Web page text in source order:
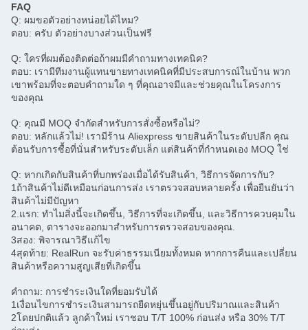
FAQ
Q: ผมขอตัวอย่างหน่อยได้ไหม?
ตอบ: ครับ ตัวอย่างบางส่วนเป็นฟรี
Q: ใครที่ผมต้องติดต่อถ้าผมมีคําถามทางเทคนิค?
ตอบ: เรามีทีมงานผู้แทนขายทางเทคนิคที่มีประสบการณ์ในบ้าน พวก
เขาพร้อมที่จะตอบคําถามใด ๆ ที่คุณอาจมีและช่วยคุณในโครงการ
ของคุณ
Q: คุณมี MOQ จํากัดสําหรับการสั่งซื้อหรือไม่?
ตอบ: หลักแล้วไม่! เรามีร้าน Aliexpress ขายสินค้าในระดับปลีก คุณ
ต้อนรับการซื้อที่นั่นสําหรับระดับเล็ก แต่สินค้าที่กําหนดเอง MOQ ใช่
Q: หากเกิดกับสินค้าที่บกพร่องเมื่อได้รับสินค้า, วิธีการจัดการกับ?
1ถ้าสินค้าไม่ดีเหมือนก่อนการส่ง เราตรวจสอบหลายครั้ง เพื่อยืนยันว่า
สินค้าไม่มีปัญหา
2.แรก: ทําไมสิ่งนี้จะเกิดขึ้น, วิธีการที่จะเกิดขึ้น, และวิธีการควบคุมใน
อนาคต, ตารางจะออกมาสําหรับการตรวจสอบของคุณ.
3สอง: พิจารณาวิธีแก้ไข
4สุดท้าย: RealRun จะรับค่าธรรมเนียมทั้งหมด หากการคืนและเปลี่ยน
สินค้าหรือความสูญเสียที่เกิดขึ้น
คําถาม: การชําระเงินใดที่ยอมรับได้
1เงื่อนไขการชําระเงินสามารถยืดหยุ่นขึ้นอยู่กับปริมาณและสินค้า
2โดยปกติแล้ว ลูกค้าใหม่ เราชอบ T/T 100% ก่อนส่ง หรือ 30% T/T